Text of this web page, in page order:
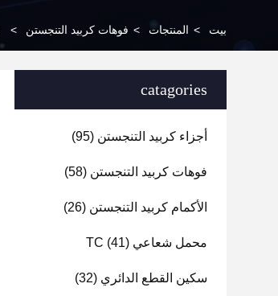
بيت > المنتجات > فوهات كربيد التنجستن >
catagories
أجزاء كربيد التنجستن (95)
فوهات كربيد التنجستن (58)
الأكمام كربيد التنجستن (26)
محمل شعاعي TC (41)
سكين القطع الدائري (32)